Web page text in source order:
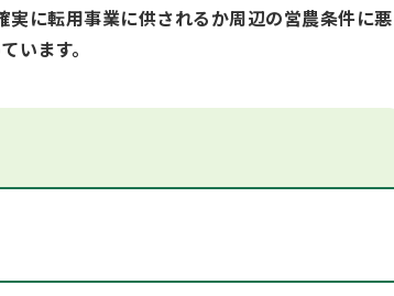
に転用事業に供されるか周辺の営農条件に悪
います。